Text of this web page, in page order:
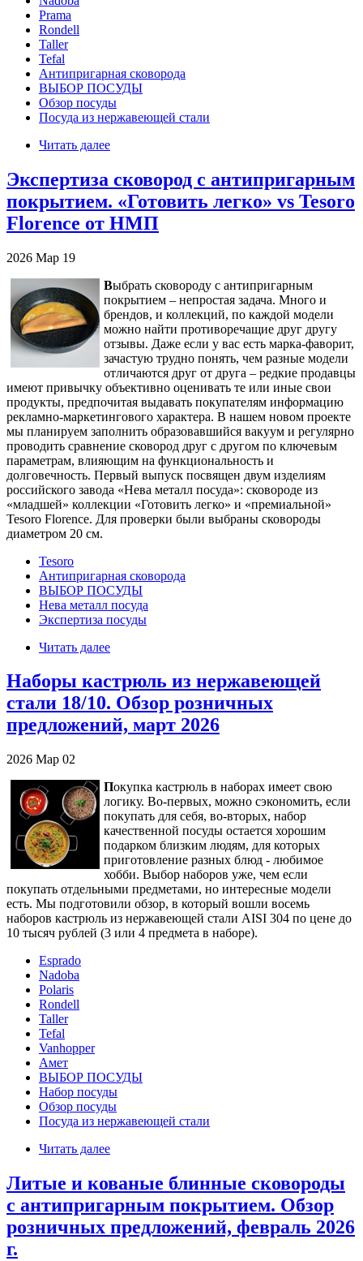
Prama
Rondell
Taller
Tefal
Антипригарная сковорода
ВЫБОР ПОСУДЫ
Обзор посуды
Посуда из нержавеющей стали
Читать далее
Экспертиза сковород с антипригарным
покрытием. «Готовить легко» vs Tesoro
Florence от НМП
2026 Мар 19
Выбрать сковороду с антипригарным
покрытием – непростая задача. Много и
брендов, и коллекций, по каждой модели
можно найти противоречащие друг другу
отзывы. Даже если у вас есть марка-фаворит,
зачастую трудно понять, чем разные модели
отличаются друг от друга – редкие продавцы
имеют привычку объективно оценивать те или иные свои
продукты, предпочитая выдавать покупателям информацию
рекламно-маркетингового характера. В нашем новом проекте
мы планируем заполнить образовавшийся вакуум и регулярно
проводить сравнение сковород друг с другом по ключевым
параметрам, влияющим на функциональность и
долговечность. Первый выпуск посвящен двум изделиям
российского завода «Нева металл посуда»: сковороде из
«младшей» коллекции «Готовить легко» и «премиальной»
Tesoro Florence. Для проверки были выбраны сковороды
диаметром 20 см.
Tesoro
Антипригарная сковорода
ВЫБОР ПОСУДЫ
Нева металл посуда
Экспертиза посуды
Читать далее
Наборы кастрюль из нержавеющей
стали 18/10. Обзор розничных
предложений, март 2026
2026 Мар 02
Покупка кастрюль в наборах имеет свою
логику. Во-первых, можно сэкономить, если
покупать для себя, во-вторых, набор
качественной посуды остается хорошим
подарком близким людям, для которых
приготовление разных блюд - любимое
хобби. Выбор наборов уже, чем если
покупать отдельными предметами, но интересные модели
есть. Мы подготовили обзор, в который вошли восемь
наборов кастрюль из нержавеющей стали AISI 304 по цене до
10 тысяч рублей (3 или 4 предмета в наборе).
Esprado
Nadoba
Polaris
Rondell
Taller
Tefal
Vanhopper
Амет
ВЫБОР ПОСУДЫ
Набор посуды
Обзор посуды
Посуда из нержавеющей стали
Читать далее
Литые и кованые блинные сковороды
с антипригарным покрытием. Обзор
розничных предложений, февраль 2026
г.